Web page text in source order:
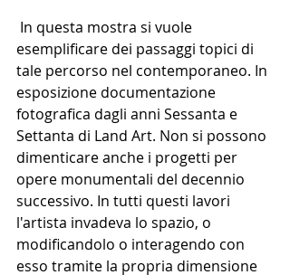
esemplificare dei passaggi topici di
tale percorso nel contemporaneo. In
esposizione documentazione
fotografica dagli anni Sessanta e
Settanta di Land Art. Non si possono
dimenticare anche i progetti per
opere monumentali del decennio
successivo. In tutti questi lavori
l'artista invadeva lo spazio, o
modificandolo o interagendo con
esso tramite la propria dimensione